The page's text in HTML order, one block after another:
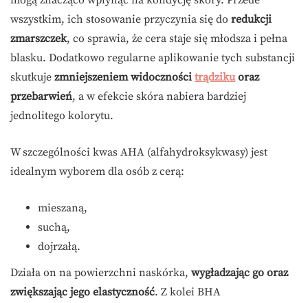
wszystkim, ich stosowanie przyczynia się do redukcji
zmarszczek, co sprawia, że cera staje się młodsza i pełna
blasku. Dodatkowo regularne aplikowanie tych substancji
skutkuje zmniejszeniem widoczności trądzikuoraz
przebarwień, a w efekcie skóra nabiera bardziej
jednolitego kolorytu.
W szczególności kwas AHA (alfahydroksykwasy) jest
idealnym wyborem dla osób z cerą:
mieszaną,
suchą,
dojrzałą.
Działa on na powierzchni naskórka, wygładzając go oraz
zwiększając jego elastyczność. Z kolei BHA